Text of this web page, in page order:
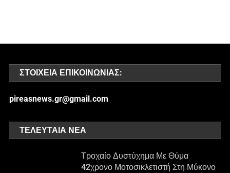
ΣΤΟΙΧΕΊΑ ΕΠΙΚΟΙΝΩΝΊΑΣ:
pireasnews.gr@gmail.com
ΤΕΛΕΥΤΑΊΑ ΝΈΑ
Τροχαίο Δυστύχημα Με Θύμα
42χρονο Μοτοσικλετιστή Στη Μύκονο